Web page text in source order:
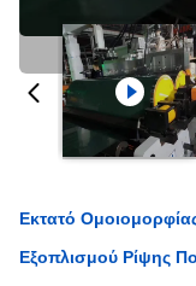
Εκτατό
Εξοπλισμού Ρίψης